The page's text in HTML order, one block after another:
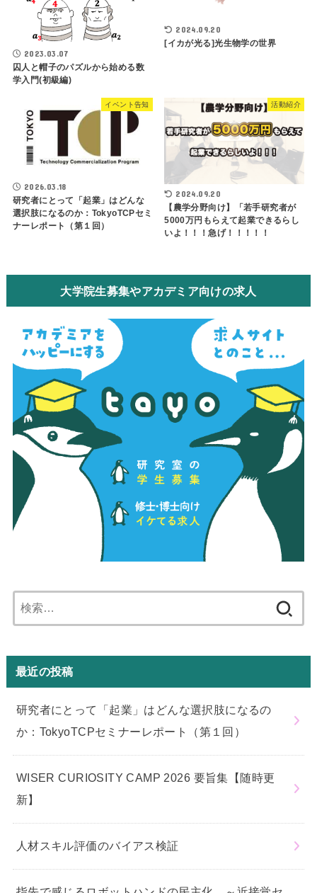
2023.03.07
囚人と帽子のパズルから始める数
学入門(初級編)
2024.09.20
[イカが光る]光生物学の世界
イベント告知
2026.03.18
研究者にとって「起業」はどんな
選択肢になるのか：TokyoTCPセミ
ナーレポート（第１回）
活動紹介
2024.09.20
【農学分野向け】「若手研究者が
5000万円もらえて起業できるらし
いよ！！！急げ！！！！！
大学院生募集やアカデミア向けの求人
索:
最近の投稿
研究者にとって「起業」はどんな選択肢になるの
か：TokyoTCPセミナーレポート（第１回）
WISER CURIOSITY CAMP 2026 要旨集【随時更
新】
人材スキル評価のバイアス検証